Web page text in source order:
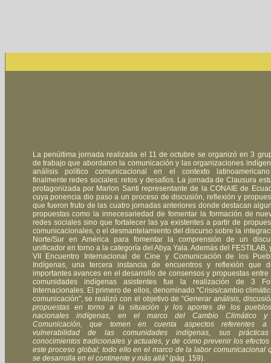
La penúltima jornada realizada el 11 de octubre se organizó en 3
de trabajo que abordaron la comunicación y las organizaciones
análisis político comunicacional en el contexto
finalmente redes sociales: retos y desafíos. La jornada de Clausura
protagonizada por Marlon Santi representante de la CONAIE de
cuya ponencia dio paso a un proceso de discusión, reflexión y
que fueron fruto de las cuatro jornadas anteriores donde destacan
propuestas como la innecesariedad de fomentar la formación de
redes sociales sino que fortalecer las ya existentes a partir de
comunicacionales, o el desmantelamiento del discurso sobre la
Norte/Sur en América para fomentar la comprensión de un
unificador en torno a la categoría del Abya Yala. Además del FESTILAB,
VII Encuentro Internacional de Cine y Comunicación de los
Indígenas, una tercera instancia de encuentros y reflexión que
importantes avances en el desarrollo de consensos y propuestas entre
comunidades indígenas asistentes fue la realización de 3
Internacionales. El primero de ellos, denominado "Crisis/cambio
comunicación", se realizó con el objetivo de “Generar análisis,
propuestas en torno a la situación y los aportes de los
nacionales indígenas, en el marco del Cambio Climático
Comunicación, que tomen en cuenta aspectos referentes
vulnerabilidad de las comunidades indígenas, sus
conocimientos tradicionales y actuales, y de cómo prevenir los
este proceso global; todo ello en el marco de la labor comunicacional
se desarrolla en el continente y más allá”(pág. 159).